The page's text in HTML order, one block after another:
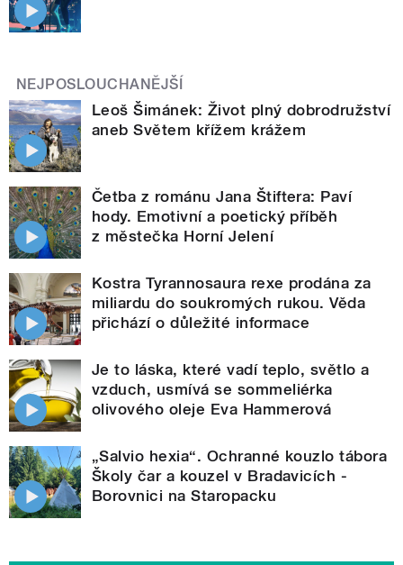
NEJPOSLOUCHANĚJŠÍ
Leoš Šimánek: Život plný dobrodružství
aneb Světem křížem krážem
Četba z románu Jana Štiftera: Paví
hody. Emotivní a poetický příběh
z městečka Horní Jelení
Kostra Tyrannosaura rexe prodána za
miliardu do soukromých rukou. Věda
přichází o důležité informace
Je to láska, které vadí teplo, světlo a
vzduch, usmívá se sommeliérka
olivového oleje Eva Hammerová
„Salvio hexia“. Ochranné kouzlo tábora
Školy čar a kouzel v Bradavicích -
Borovnici na Staropacku